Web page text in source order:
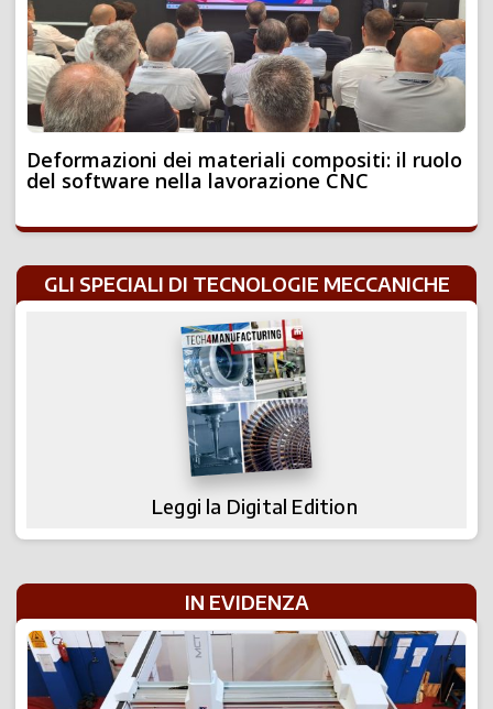
Deformazioni dei materiali compositi: il ruolo
del software nella lavorazione CNC
GLI SPECIALI DI TECNOLOGIE MECCANICHE
Leggi la Digital Edition
IN EVIDENZA